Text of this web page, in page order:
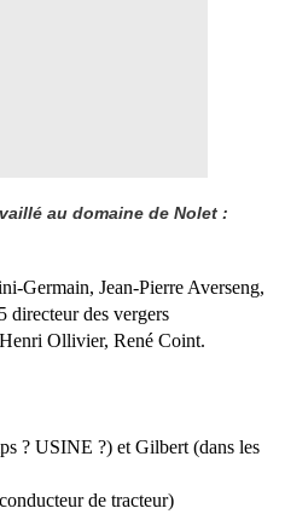
au domaine de Nolet :
Germain, Jean-Pierre Averseng,
directeur des vergers
Ollivier, René Coint.
? USINE ?) et Gilbert (dans les
de tracteur)